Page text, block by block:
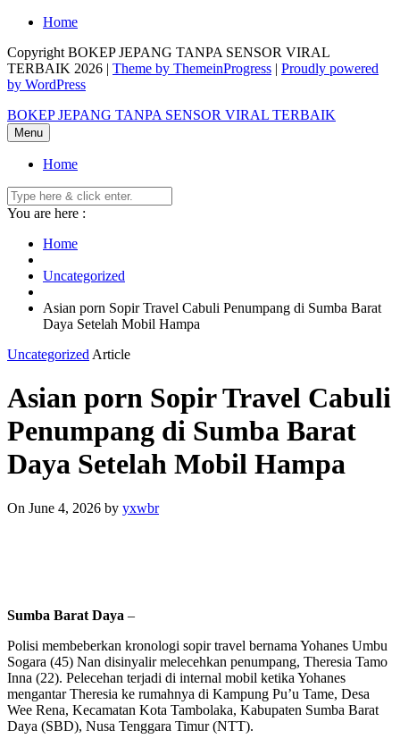
Skip
content
Home
Copyright BOKEP JEPANG TANPA SENSOR VIRAL
TERBAIK 2026 | Theme by ThemeinProgress | Proudly powered
by WordPress
BOKEP JEPANG TANPA SENSOR VIRAL TERBAIK
Menu
Home
You are here :
Home
Uncategorized
Asian porn Sopir Travel Cabuli Penumpang di Sumba Barat
Daya Setelah Mobil Hampa
Uncategorized Article
Asian porn Sopir Travel Cabuli
Penumpang di Sumba Barat
Daya Setelah Mobil Hampa
On June 4, 2026 by yxwbr
Sumba Barat Daya –
Polisi membeberkan kronologi sopir travel bernama Yohanes Umbu
Sogara (45) Nan disinyalir melecehkan penumpang, Theresia Tamo
Inna (22). Pelecehan terjadi di internal mobil ketika Yohanes
mengantar Theresia ke rumahnya di Kampung Pu’u Tame, Desa
Wee Rena, Kecamatan Kota Tambolaka, Kabupaten Sumba Barat
Daya (SBD), Nusa Tenggara Timur (NTT).